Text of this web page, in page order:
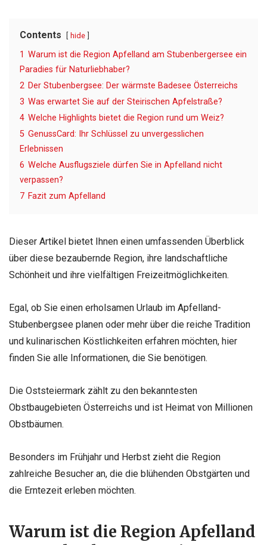
Contents hide
1 Warum ist die Region Apfelland am Stubenbergersee ein
Paradies für Naturliebhaber?
2 Der Stubenbergsee: Der wärmste Badesee Österreichs
3 Was erwartet Sie auf der Steirischen Apfelstraße?
4 Welche Highlights bietet die Region rund um Weiz?
5 GenussCard: Ihr Schlüssel zu unvergesslichen
Erlebnissen
6 Welche Ausflugsziele dürfen Sie in Apfelland nicht
verpassen?
7 Fazit zum Apfelland
Dieser Artikel bietet Ihnen einen umfassenden Überblick
über diese bezaubernde Region, ihre landschaftliche
Schönheit und ihre vielfältigen Freizeitmöglichkeiten.
Egal, ob Sie einen erholsamen Urlaub im Apfelland-
Stubenbergsee planen oder mehr über die reiche Tradition
und kulinarischen Köstlichkeiten erfahren möchten, hier
finden Sie alle Informationen, die Sie benötigen.
Die Oststeiermark zählt zu den bekanntesten
Obstbaugebieten Österreichs und ist Heimat von Millionen
Obstbäumen.
Besonders im Frühjahr und Herbst zieht die Region
zahlreiche Besucher an, die die blühenden Obstgärten und
die Erntezeit erleben möchten.
Warum ist die Region Apfelland